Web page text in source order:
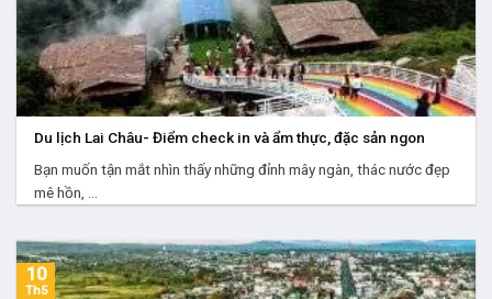
Du lịch Lai Châu- Điểm check in và ẩm thực, đặc sản ngon
Bạn muốn tận mắt nhìn thấy những đỉnh mây ngàn, thác nước đẹp
mê hồn, ...
10
Th5